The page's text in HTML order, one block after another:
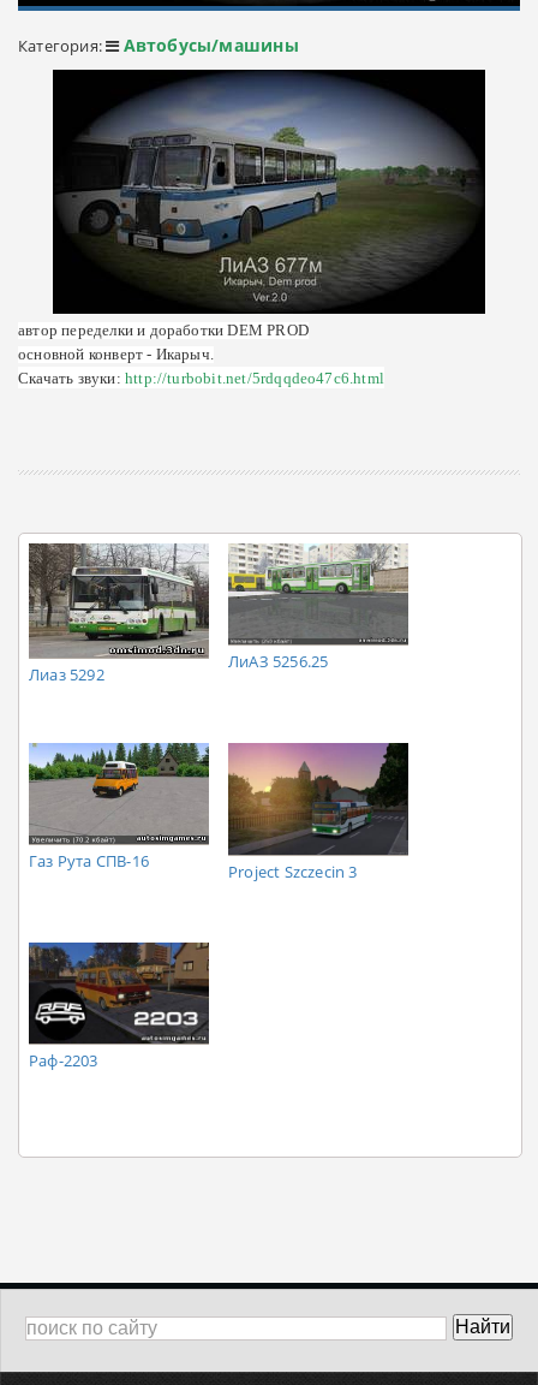
Категория: Автобусы/машины
автор переделки и доработки DEM PROD
основной конверт - Икарыч.
Скачать звуки: http://turbobit.net/5rdqqdeo47c6.html
Лиаз 5292
ЛиАЗ 5256.25
Газ Рута СПВ-16
Project Szczecin 3
Раф-2203